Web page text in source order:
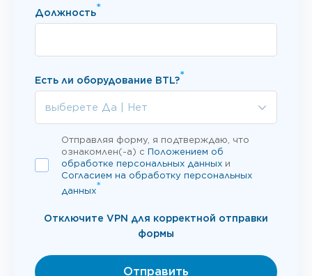
Должность*
Есть ли оборудование BTL?*
выберете Да | Нет
Отправляя форму, я подтверждаю, что
ознакомлен(-а) с Положением об
обработке персональных данных и
Согласием на обработку персональных
данных*
Отключите VPN для корректной отправки
формы
Отправить